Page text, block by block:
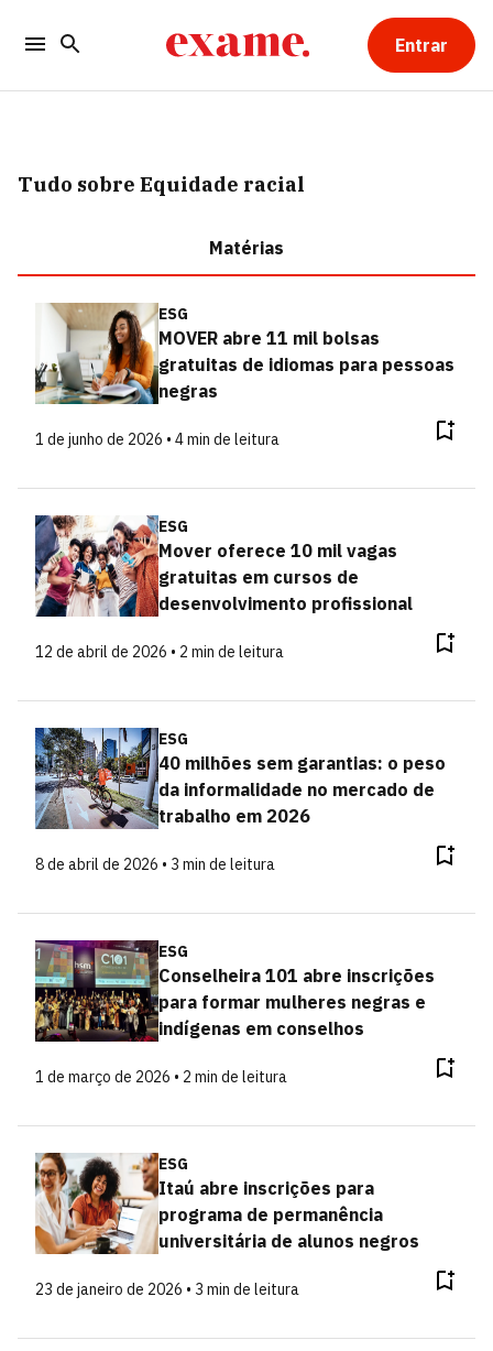
Entrar
Tudo sobre Equidade racial
Matérias
ESG
MOVER abre 11 mil bolsas
gratuitas de idiomas para pessoas
negras
1 de junho de 2026 • 4 min de leitura
ESG
Mover oferece 10 mil vagas
gratuitas em cursos de
desenvolvimento profissional
12 de abril de 2026 • 2 min de leitura
ESG
40 milhões sem garantias: o peso
da informalidade no mercado de
trabalho em 2026
8 de abril de 2026 • 3 min de leitura
ESG
Conselheira 101 abre inscrições
para formar mulheres negras e
indígenas em conselhos
1 de março de 2026 • 2 min de leitura
ESG
Itaú abre inscrições para
programa de permanência
universitária de alunos negros
23 de janeiro de 2026 • 3 min de leitura